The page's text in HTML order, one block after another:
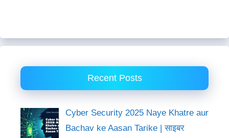
Recent Posts
Cyber Security 2025 Naye Khatre aur
Bachav ke Aasan Tarike | साइबर